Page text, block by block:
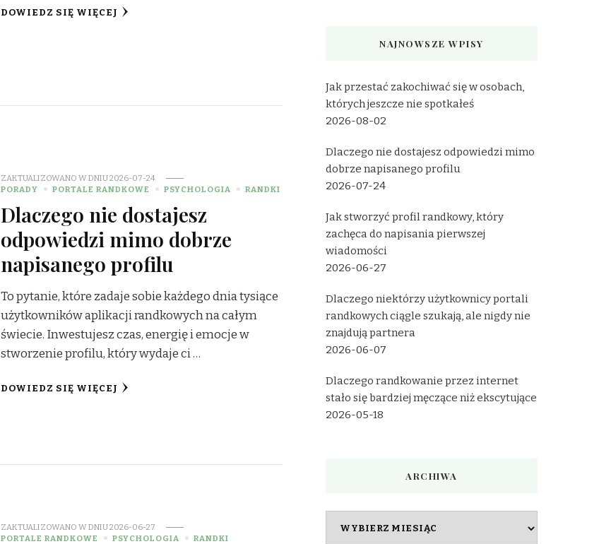
DOWIEDZ SIĘ WIĘCEJ
ZAKTUALIZOWANO W DNIU2026-07-24
PORADY
PORTALE RANDKOWE PSYCHOLOGIA RANDKI
Dlaczego nie dostajesz
odpowiedzi mimo dobrze
napisanego profilu
To pytanie, które zadaje sobie każdego dnia tysiące
użytkowników aplikacji randkowych na całym
świecie. Inwestujesz czas, energię i emocje w
stworzenie profilu, który wydaje ci …
DOWIEDZ SIĘ WIĘCEJ
ZAKTUALIZOWANO W DNIU2026-06-27
PORTALE RANDKOWE
PSYCHOLOGIA RANDKI
NAJNOWSZE WPISY
Jak przestać zakochiwać się w osobach,
których jeszcze nie spotkałeś
2026-08-02
Dlaczego nie dostajesz odpowiedzi mimo
dobrze napisanego profilu
2026-07-24
Jak stworzyć profil randkowy, który
zachęca do napisania pierwszej
wiadomości
2026-06-27
Dlaczego niektórzy użytkownicy portali
randkowych ciągle szukają, ale nigdy nie
znajdują partnera
2026-06-07
Dlaczego randkowanie przez internet
stało się bardziej męczące niż ekscytujące
2026-05-18
ARCHIWA